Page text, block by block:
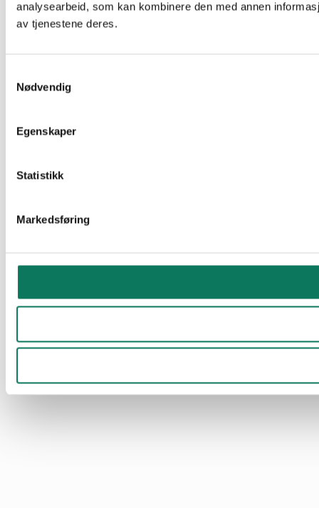
analysearbeid, som kan kombinere den med annen
av tjenestene deres.
Nødvendig
Egenskaper
Statistikk
Markedsføring